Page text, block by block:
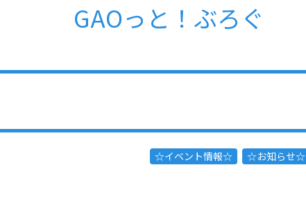
GAOっと！ぶろぐ
☆イベント情報☆ ☆お知らせ☆